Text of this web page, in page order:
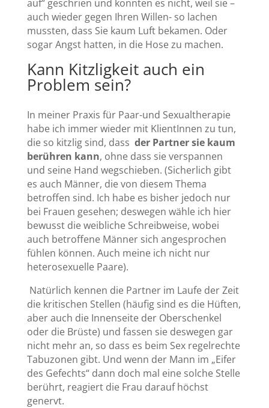
auf“ geschrien und konnten es nicht, weil sie –
auch wieder gegen Ihren Willen- so lachen
mussten, dass Sie kaum Luft bekamen. Oder
sogar Angst hatten, in die Hose zu machen.
Kann Kitzligkeit auch ein
Problem sein?
In meiner Praxis für Paar-und Sexualtherapie
habe ich immer wieder mit KlientInnen zu tun,
die so kitzlig sind, dass der Partner sie kaum
berühren kann, ohne dass sie verspannen
und seine Hand wegschieben. (Sicherlich gibt
es auch Männer, die von diesem Thema
betroffen sind. Ich habe es bisher jedoch nur
bei Frauen gesehen; deswegen wähle ich hier
bewusst die weibliche Schreibweise, wobei
auch betroffene Männer sich angesprochen
fühlen können. Auch meine ich nicht nur
heterosexuelle Paare).
Natürlich kennen die Partner im Laufe der Zeit
die kritischen Stellen (häufig sind es die Hüften,
aber auch die Innenseite der Oberschenkel
oder die Brüste) und fassen sie deswegen gar
nicht mehr an, so dass es beim Sex regelrechte
Tabuzonen gibt. Und wenn der Mann im „Eifer
des Gefechts“ dann doch mal eine solche Stelle
berührt, reagiert die Frau darauf höchst
genervt.